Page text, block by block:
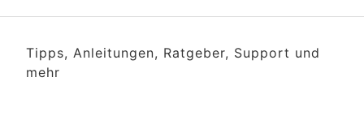
Tipps, Anleitungen, Ratgeber, Support und
mehr